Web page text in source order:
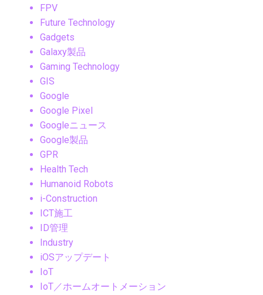
FPV
Future Technology
Gadgets
Galaxy製品
Gaming Technology
GIS
Google
Google Pixel
Googleニュース
Google製品
GPR
Health Tech
Humanoid Robots
i-Construction
ICT施工
ID管理
Industry
iOSアップデート
IoT
IoT／ホームオートメーション